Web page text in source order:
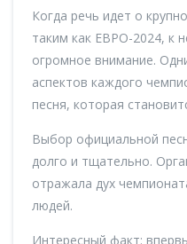
Когда речь идет о
таким как ЕВРО-2024, к
огромное внимание.
аспектов каждого
песня, которая
Выбор официальной
долго и тщательно.
отражала дух
людей.
Интересный факт: